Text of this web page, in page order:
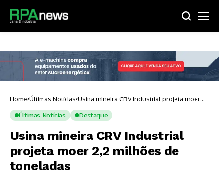
Home Últimas Notícias Usina mineira CRV Industrial projeta moer
Últimas Notícias Destaque
Usina mineira CRV Industrial
projeta moer 2,2 milhões de
toneladas